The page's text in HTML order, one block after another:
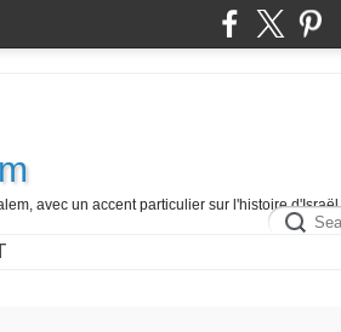
avec un accent particulier sur l'histoire